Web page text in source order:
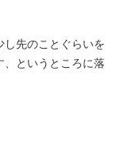
先のことぐらいを
というところに落